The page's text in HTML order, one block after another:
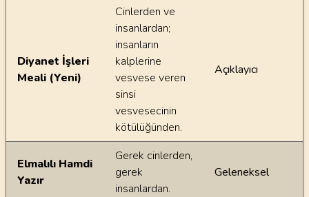
Diyanet İşleri
Meali (Yeni)
Cinlerden ve
insanlardan;
insanların
kalplerine
vesvese veren
sinsi
vesvesecinin
kötülüğünden.
Açıklayıcı
Elmalılı Hamdi
Yazır
Gerek cinlerden,
gerek
insanlardan.
Geleneksel